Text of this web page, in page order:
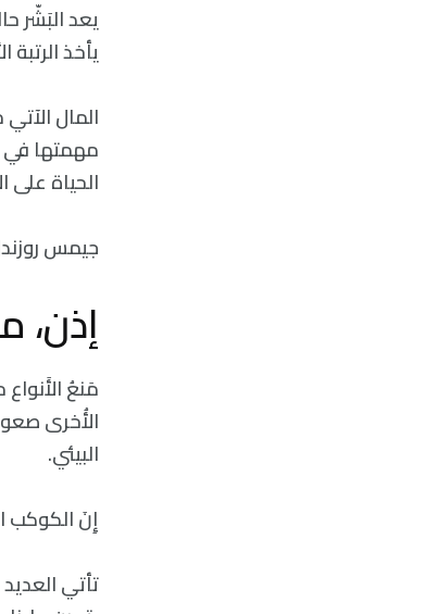
يعد البَشّر
يأخذ الرتبة
مهمتها في
الحياة على
جيمس
إذن،
مَنعُ
الأُخرى
البيئي.
إِنَ الكوكب
تأتي